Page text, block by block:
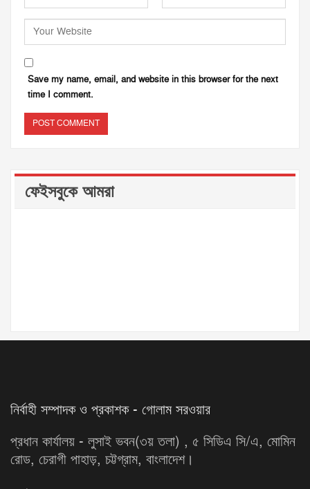
Save my name, email, and website in this browser for the next
time I comment.
ফেইসবুকে আমরা
নির্বাহী সম্পাদক ও প্রকাশক - গোলাম সরওয়ার
প্রধান কার্যালয় - লুসাই ভবন(৩য় তলা) , ৫ সিডিএ সি/এ, মোমিন
রোড, চেরাগী পাহাড়, চট্টগ্রাম, বাংলাদেশ।